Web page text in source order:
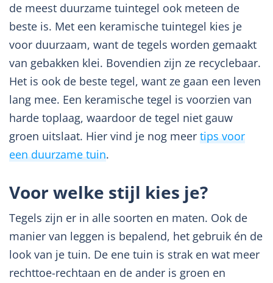
de meest duurzame tuintegel ook meteen de
beste is. Met een keramische tuintegel kies je
voor duurzaam, want de tegels worden gemaakt
van gebakken klei. Bovendien zijn ze recyclebaar.
Het is ook de beste tegel, want ze gaan een leven
lang mee. Een keramische tegel is voorzien van
harde toplaag, waardoor de tegel niet gauw
groen uitslaat. Hier vind je nog meer tips voor
een duurzame tuin.
Voor welke stijl kies je?
Tegels zijn er in alle soorten en maten. Ook de
manier van leggen is bepalend, het gebruik én de
look van je tuin. De ene tuin is strak en wat meer
rechttoe-rechtaan en de ander is groen en